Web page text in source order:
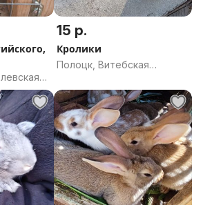
15 р.
Кролики
Полоцк, Витебская